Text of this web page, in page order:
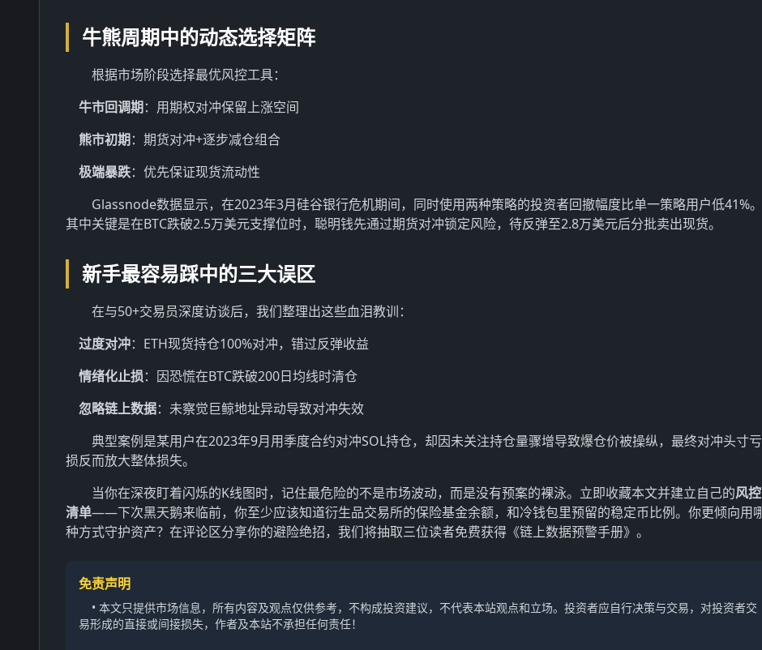
牛熊周期中的动态选择矩阵
根据市场阶段选择最优风控工具：
牛市回调期：用期权对冲保留上涨空间
熊市初期：期货对冲+逐步减仓组合
极端暴跌：优先保证现货流动性
Glassnode数据显示，在2023年3月硅谷银行危机期间，同时使用两种策略的投资者回撤幅度比单一策略用户低41%。
其中关键是在BTC跌破2.5万美元支撑位时，聪明钱先通过期货对冲锁定风险，待反弹至2.8万美元后分批卖出现货。
新手最容易踩中的三大误区
在与50+交易员深度访谈后，我们整理出这些血泪教训：
过度对冲：ETH现货持仓100%对冲，错过反弹收益
情绪化止损：因恐慌在BTC跌破200日均线时清仓
忽略链上数据：未察觉巨鲸地址异动导致对冲失效
典型案例是某用户在2023年9月用季度合约对冲SOL持仓，却因未关注持仓量骤增导致爆仓价被操纵，最终对冲头寸亏
损反而放大整体损失。
当你在深夜盯着闪烁的K线图时，记住最危险的不是市场波动，而是没有预案的裸泳。立即收藏本文并建立自己的风控
清单——下次黑天鹅来临前，你至少应该知道衍生品交易所的保险基金余额，和冷钱包里预留的稳定币比例。你更倾向用
种方式守护资产？在评论区分享你的避险绝招，我们将抽取三位读者免费获得《链上数据预警手册》。
免责声明
• 本文只提供市场信息，所有内容及观点仅供参考，不构成投资建议，不代表本站观点和立场。投资者应自行决策与交易，对投资者交
易形成的直接或间接损失，作者及本站不承担任何责任！